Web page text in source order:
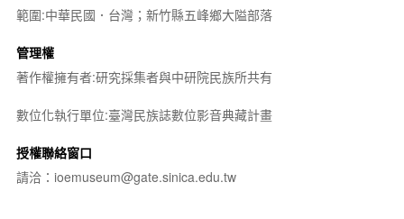
範圍:中華民國．台灣；新竹縣五峰鄉大隘部落
管理權
著作權擁有者:研究採集者與中研院民族所共有
數位化執行單位:臺灣民族誌數位影音典藏計畫
授權聯絡窗口
請洽：ioemuseum@gate.sinica.edu.tw